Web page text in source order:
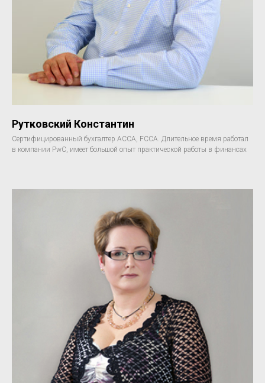
Рутковский Константин
Сертифицированный бухгалтер АССА, FCCA. Длительное время работал
в компании PwC, имеет большой опыт практической работы в финансах